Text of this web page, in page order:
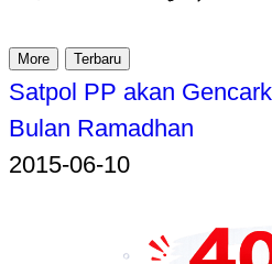
More Terbaru
Satpol PP akan
Bulan Ramadhan
2015-06-10